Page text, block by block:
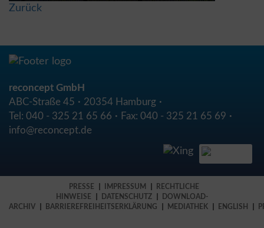
Zurück
reconcept GmbH
ABC-Straße 45
20354 Hamburg
Tel: 040 - 325 21 65 66 Fax: 040 - 325 21 65 69
info@reconcept.de
PRESSE IMPRESSUM
RECHTLICHE
HINWEISE
DATENSCHUTZ
DOWNLOAD-
ARCHIV
BARRIEREFREIHEITSERKLÄRUNG MEDIATHEK ENGLISH